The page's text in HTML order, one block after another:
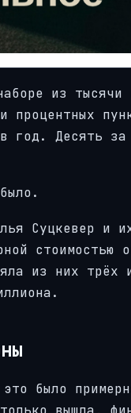
из тысячи
процентных
в год. Десять
Суцкевер и
стоимостью
из них трёх
было